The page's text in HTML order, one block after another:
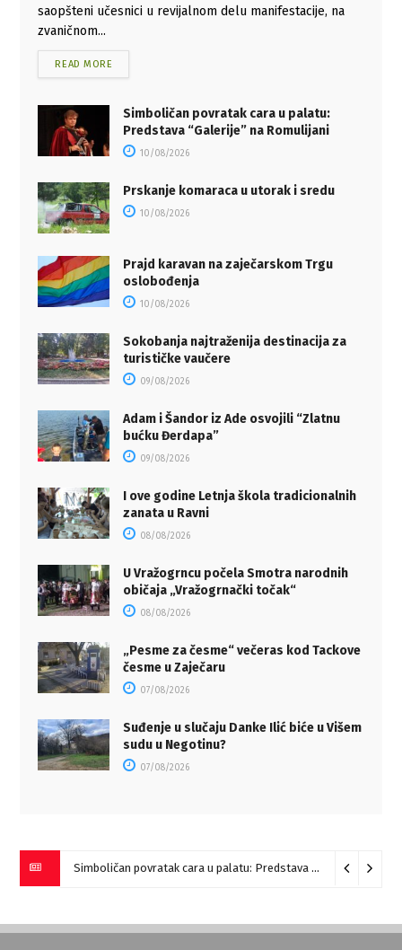
saopšteni učesnici u revijalnom delu manifestacije, na
zvaničnom...
READ MORE
Simboličan povratak cara u palatu:
Predstava “Galerije” na Romulijani
10/08/2026
Prskanje komaraca u utorak i sredu
10/08/2026
Prajd karavan na zaječarskom Trgu
oslobođenja
10/08/2026
Sokobanja najtraženija destinacija za
turističke vaučere
09/08/2026
Adam i Šandor iz Ade osvojili “Zlatnu
bućku Đerdapa”
09/08/2026
I ove godine Letnja škola tradicionalnih
zanata u Ravni
08/08/2026
U Vražogrncu počela Smotra narodnih
običaja „Vražogrnački točak“
08/08/2026
„Pesme za česme“ večeras kod Tackove
česme u Zaječaru
07/08/2026
Suđenje u slučaju Danke Ilić biće u Višem
sudu u Negotinu?
07/08/2026
Simboličan povratak cara u palatu: Predstava “Galerije” na Romulijani